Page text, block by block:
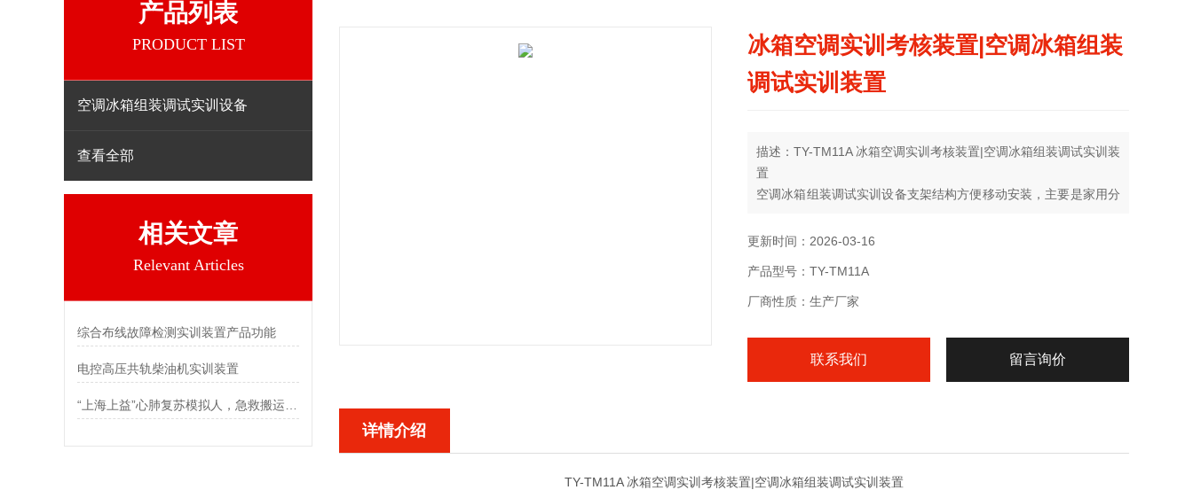
产品列表
PRODUCT LIST
空调冰箱组装调试实训设备
查看全部
相关文章
Relevant Articles
综合布线故障检测实训装置产品功能
电控高压共轨柴油机实训装置
冰箱空调实训考核装置|空调冰箱组装
调试实训装置
描述：TY-TM11A 冰箱空调实训考核装置|空调冰箱组装调试实训装
置
空调冰箱组装调试实训设备支架结构方便移动安装，主要是家用分
装置配有制冷剂回收设备，可对空调机中的制冷剂进行回收，回收
环境。
更新时间：2026-03-16
产品型号：TY-TM11A
厂商性质：生产厂家
联系我们 留言询价
详情介绍
TY-TM11A 冰箱空调实训考核装置|空调冰箱组装调试实训装置